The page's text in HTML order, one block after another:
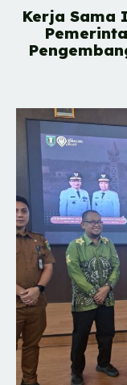
Kerja Sama